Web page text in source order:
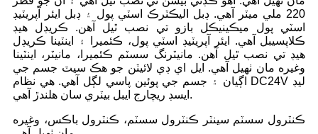
220 ملي ميٽر آهي. ڊبل اليڪٽرڪ اسٽي پول ۽ ڊبل ايئر آپريٽيڊ
اسٽي پول ميڪينيڪل بازو تي نصب ٿيل آهن. ڪريڊل هيڊ
ڪلاپسيبل آهي. ايئر آپريٽيڊ اسٽي پول، ڪئميرا ۽ اينٽينا ڪريڊل
هيڊ تي نصب ٿيل آهن. مانيٽرنگ سسٽم ڪئميرا، مانيٽر، اينٽينا
وغيره مان ٺهيل آهي. ايل اي ڊي لائيٽن جو هڪ سيٽ جسم جي
اڳيان ۽ جسم جي پوئين پاسي لڳل آهي. هي نظام DC24V ليڊ
ايسڊ ريچارج ايبل بيٽري سان هلندڙ آهي.
ڪنٽرول سسٽم سينٽر ڪنٽرول سسٽم، ڪنٽرول باڪس، وغيره